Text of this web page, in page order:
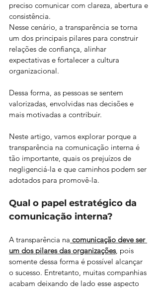
preciso comunicar com clareza, abertura e
consistência.
Nesse cenário, a transparência se torna
um dos principais pilares para construir
relações de confiança, alinhar
expectativas e fortalecer a cultura
organizacional.
Dessa forma, as pessoas se sentem
valorizadas, envolvidas nas decisões e
mais motivadas a contribuir.
Neste artigo, vamos explorar porque a
transparência na comunicação interna é
tão importante, quais os prejuízos de
negligenciá-la e que caminhos podem ser
adotados para promovê-la.
Qual o papel estratégico da
comunicação interna?
A transparência na comunicação deve ser
um dos pilares das organizações, pois
somente dessa forma é possível alcançar
o sucesso. Entretanto, muitas companhias
acabam deixando de lado esse aspecto